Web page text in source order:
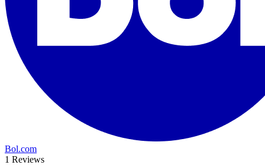
Bol.com
1 Reviews